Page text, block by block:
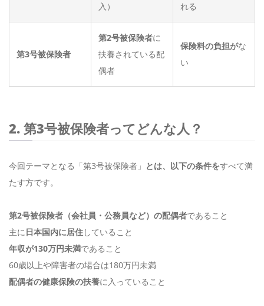
入）
れる
第3号被保険者
第2号被保険者に
扶養されている配
偶者
保険料の負担がな
い
2. 第3号被保険者ってどんな人？
今回テーマとなる「第3号被保険者」 とは、以下の条件をすべて満
たす方です。
第2号被保険者（会社員・公務員など）の配偶者であること
主に日本国内に居住していること
年収が130万円未満であること
60歳以上や障害者の場合は180万円未満
配偶者の健康保険の扶養に入っていること